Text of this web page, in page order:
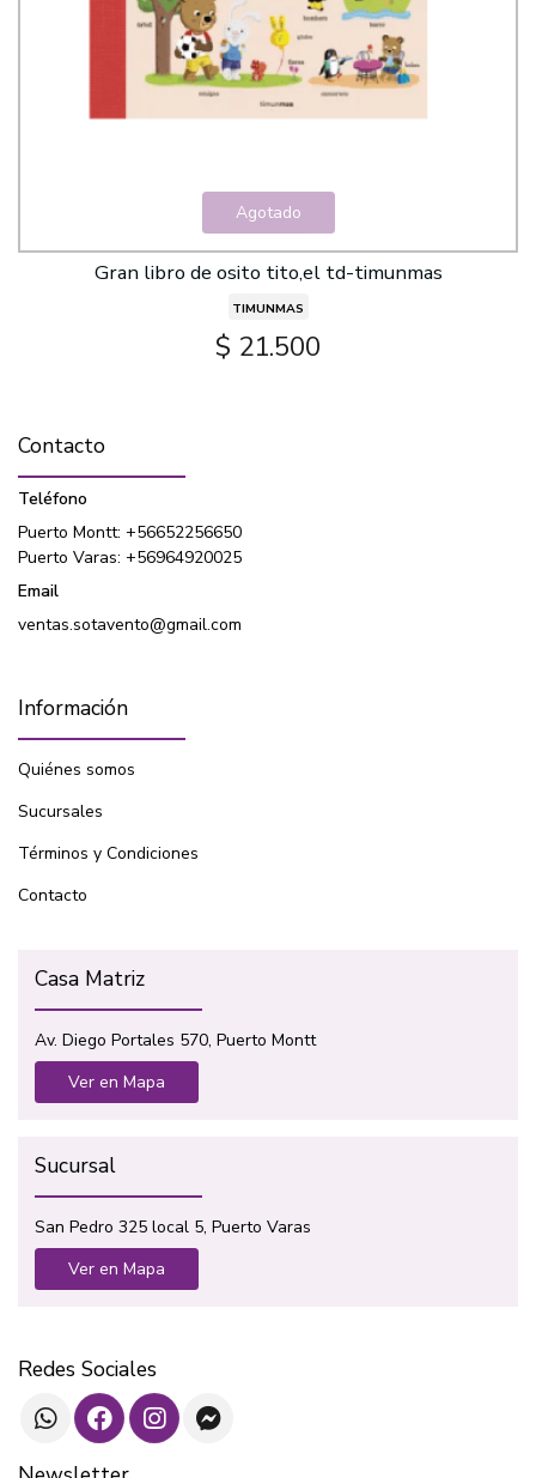
Agotado
Gran libro de osito tito,el td-timunmas
TIMUNMAS
$ 21.500
Contacto
Teléfono
Puerto Montt: +56652256650
Puerto Varas: +56964920025
Email
ventas.sotavento@gmail.com
Información
Quiénes somos
Sucursales
Términos y Condiciones
Contacto
Casa Matriz
Av. Diego Portales 570, Puerto Montt
Ver en Mapa
Sucursal
San Pedro 325 local 5, Puerto Varas
Ver en Mapa
Redes Sociales